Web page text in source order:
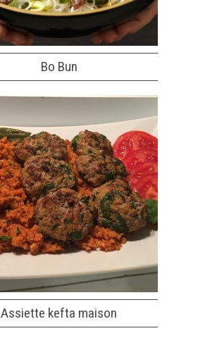
Bo Bun
Assiette kefta maison